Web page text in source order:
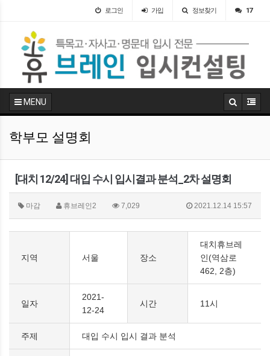
로그인 가입 정보찾기 17
MENU
학부모 설명회
[대치 12/24] 대입 수시 입시결과 분석_2차 설명회
마감 휴브레인2 7,029 2021.12.14 15:57
지역 서울 장소
대치휴브레
인(역삼로
462, 2층)
일자
2021-
12-24
시간 11시
주제 대입 수시 입시 결과 분석